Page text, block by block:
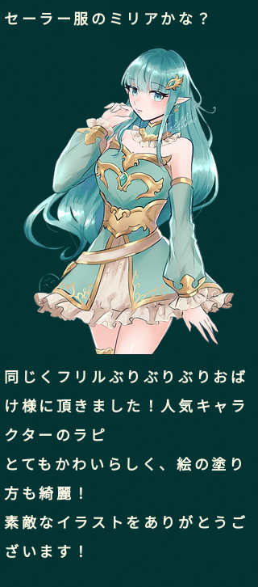
​セーラー服のミリアかな？
同じくフリルぶりぶりぶりおば
け様に頂きました！人気キャラ
クターのラピ
とてもかわいらしく、絵の塗り
方も綺麗！
​素敵なイラストをありがとうご
ざいます！